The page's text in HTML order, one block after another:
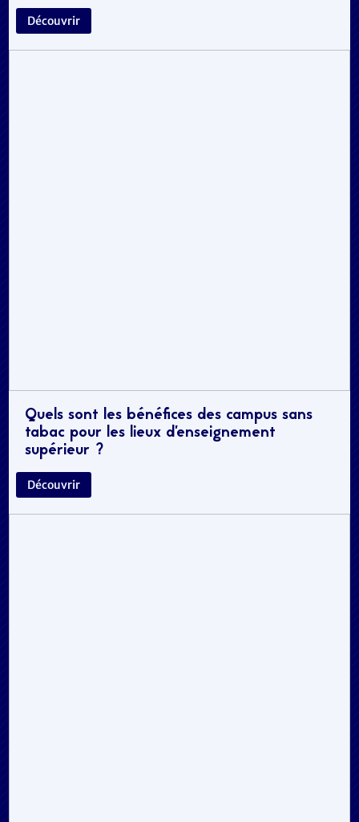
Découvrir
Quels sont les bénéfices des campus sans
tabac pour les lieux d’enseignement
supérieur ?
Découvrir